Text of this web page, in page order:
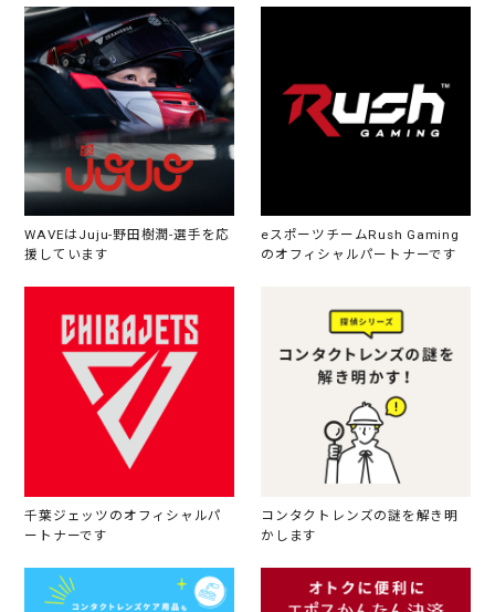
WAVEはJuju-野田樹潤-選手を応
援しています
eスポーツチームRush Gaming
のオフィシャルパートナーです
千葉ジェッツのオフィシャルパ
ートナーです
コンタクトレンズの謎を解き明
かします